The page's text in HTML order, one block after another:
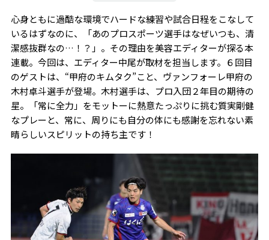
心身ともに過酷な環境でハードな練習や試合日程をこなして
いるはずなのに、「あのプロスポーツ選手はなぜいつも、清
潔感抜群なの…！？」。その理由を美容エディターが探る本
連載。今回は、エディター中尾が取材を担当します。６回目
のゲストは、“甲府のキムタク”こと、ヴァンフォーレ甲府の
木村卓斗選手が登場。木村選手は、プロ入団２年目の期待の
星。「常に全力」をモットーに熱意たっぷりに挑む質実剛健
なプレーと、常に、周りにも自分の体にも感謝を忘れない素
晴らしいスピリットの持ち主です！